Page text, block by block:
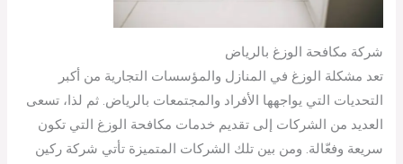
شركة مكافحة الوزغ بالرياض
تعد مشكلة الوزغ في المنازل والمؤسسات التجارية من أكبر
التحديات التي يواجهها الأفراد والمجتمعات بالرياض. ثم لذا، تسعى
العديد من الشركات إلى تقديم خدمات مكافحة الوزغ التي تكون
سريعة وفعّالة. ومن بين تلك الشركات المتميزة تأتي شركة ركين